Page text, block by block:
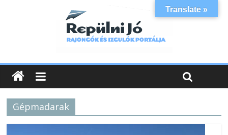
Gépmadarak
Translate »